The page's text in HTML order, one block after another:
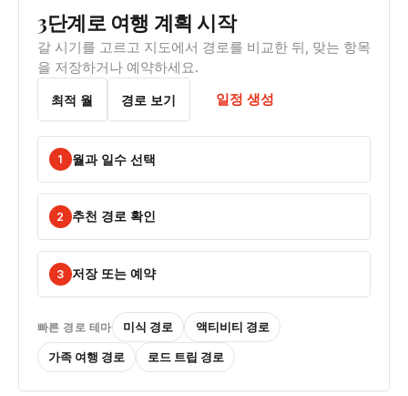
3단계로 여행 계획 시작
갈 시기를 고르고 지도에서 경로를 비교한 뒤, 맞는 항목
을 저장하거나 예약하세요.
최적 월 경로 보기 일정 생성
1 월과 일수 선택
2 추천 경로 확인
3 저장 또는 예약
빠른 경로 테마 미식 경로 액티비티 경로
가족 여행 경로 로드 트립 경로